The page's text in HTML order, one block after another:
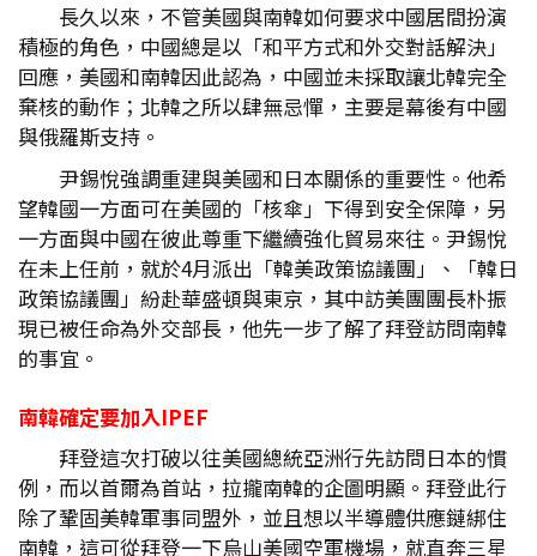
長久以來，不管美國與南韓如何要求中國居間扮演
積極的角色，中國總是以「和平方式和外交對話解決」
回應，美國和南韓因此認為，中國並未採取讓北韓完全
棄核的動作；北韓之所以肆無忌憚，主要是幕後有中國
與俄羅斯支持。
尹錫悅強調重建與美國和日本關係的重要性。他希
望韓國一方面可在美國的「核傘」下得到安全保障，另
一方面與中國在彼此尊重下繼續強化貿易來往。尹錫悅
在未上任前，就於4月派出「韓美政策協議團」、「韓日
政策協議團」紛赴華盛頓與東京，其中訪美團團長朴振
現已被任命為外交部長，他先一步了解了拜登訪問南韓
的事宜。
南韓確定要加入IPEF
拜登這次打破以往美國總統亞洲行先訪問日本的慣
例，而以首爾為首站，拉攏南韓的企圖明顯。拜登此行
除了鞏固美韓軍事同盟外，並且想以半導體供應鏈綁住
南韓，這可從拜登一下烏山美國空軍機場，就直奔三星